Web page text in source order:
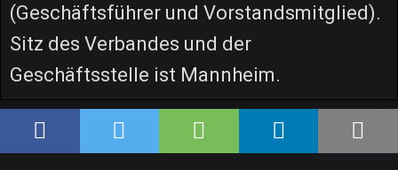
(Geschäftsführer und Vorstandsmitglied).
Sitz des Verbandes und der
Geschäftsstelle ist Mannheim.